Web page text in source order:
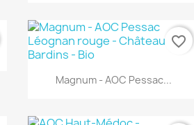
Aperçu rapide
Magnum - AOC Pessac...
favorite_border